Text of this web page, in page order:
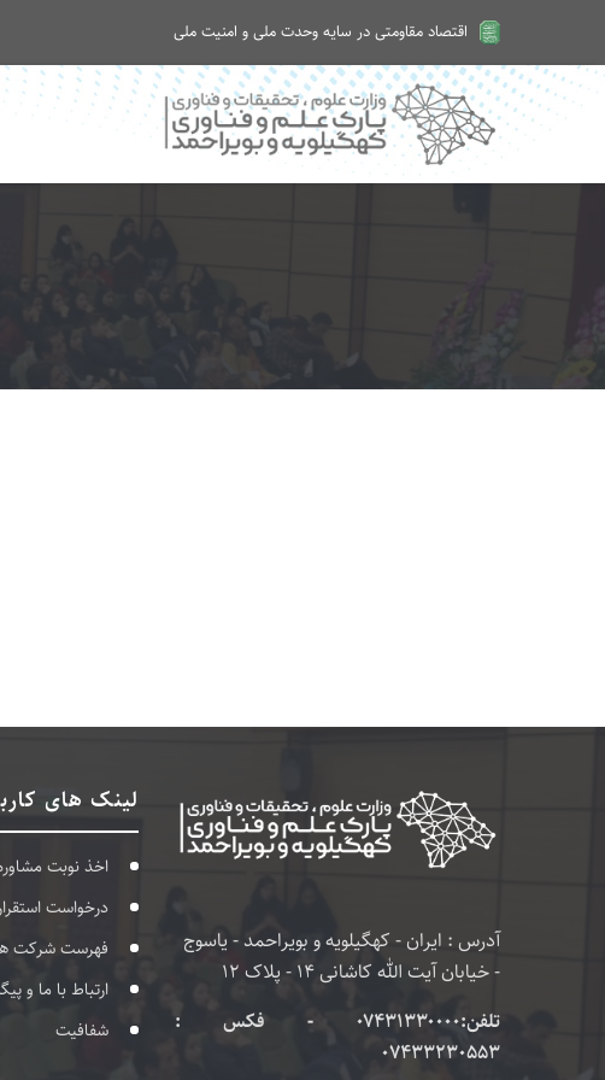
اقتصاد مقاومتی در سایه وحدت ملی و امنیت ملی
امروز جمعه ۱۶ مرداد ۱۴۰۵
آدرس : ایران - کهگیلویه و بویراحمد - یاسوج
- خیابان آیت الله کاشانی 14 - پلاک 12
تلفن:۰۷۴۳۱۳۳۰۰۰۰ - فکس :
07433230553
لینک های
اخذ نوبت
درخواست
فهرست شرکت
ارتباط با ما و
شفافیت